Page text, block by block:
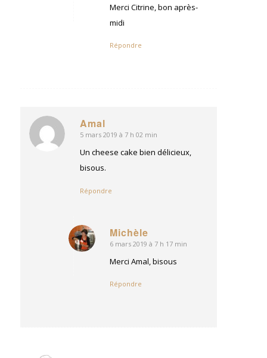
Merci Citrine, bon après-
midi
Répondre
Amal
dit
5 mars 2019 à 7 h 02 min
Un cheese cake bien délicieux,
bisous.
Répondre
Michèle
dit
6 mars 2019 à 7 h 17 min
Merci Amal, bisous
Répondre